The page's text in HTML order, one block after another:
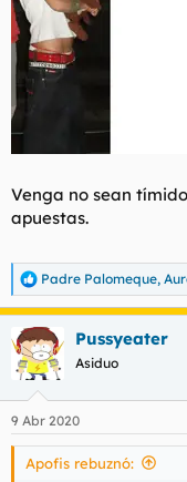
Venga no sean
apuestas.
R
e
a
c
c
i
e
s
Padre Palomeque,
Pussyeater
Asiduo
9 Abr 2020
Apofis rebuznó: